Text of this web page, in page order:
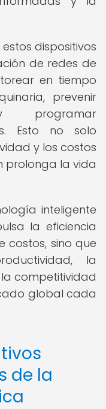
dispositivos
de redes de
en tiempo
prevenir
programar
Esto no solo
y los costos
prolonga la vida
inteligente
la eficiencia
costos, sino que
la
competitividad
global cada
de la